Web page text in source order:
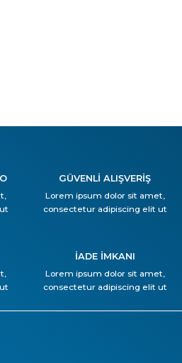
GÜVENLİ ALIŞVERİŞ
Lorem ipsum dolor sit amet,
consectetur adipiscing elit ut
İADE İMKANI
Lorem ipsum dolor sit amet,
consectetur adipiscing elit ut